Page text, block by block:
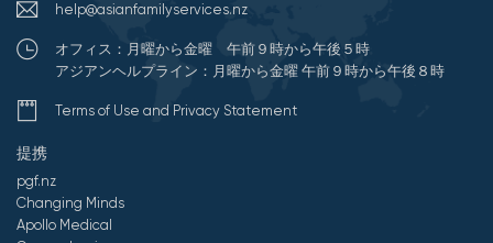
help@asianfamilyservices.nz
オフィス：月曜から金曜 午前９時から午後５時
アジアンヘルプライン：月曜から金曜 午前９時から午後８時
Terms of Use and Privacy Statement
提携
pgf.nz
Changing Minds
Apollo Medical